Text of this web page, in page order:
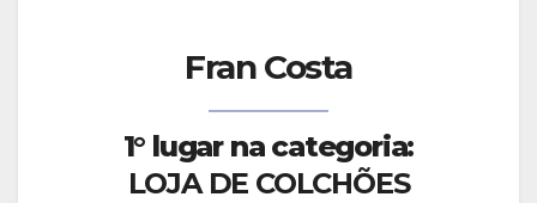
Fran Costa
1° lugar na categoria:
LOJA DE COLCHÕES